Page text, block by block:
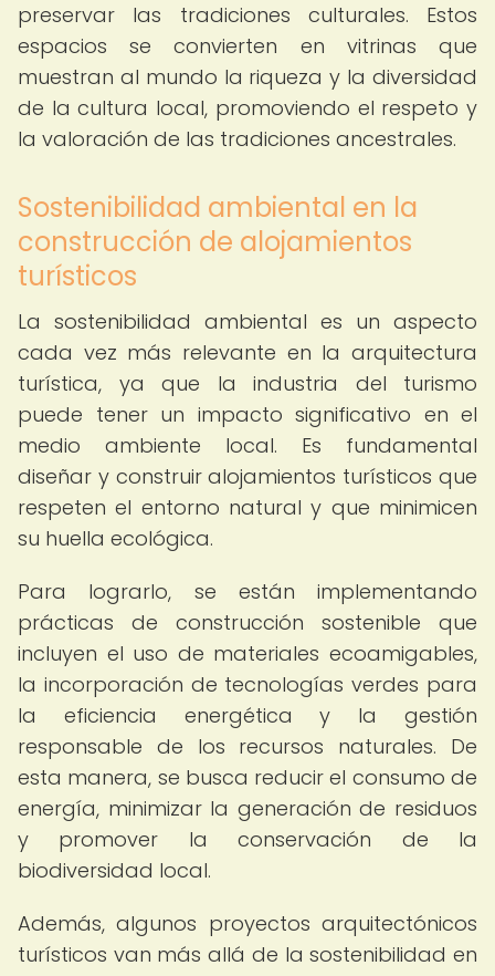
preservar las tradiciones culturales. Estos
espacios se convierten en vitrinas que
muestran al mundo la riqueza y la diversidad
de la cultura local, promoviendo el respeto y
la valoración de las tradiciones ancestrales.
Sostenibilidad ambiental en la
construcción de alojamientos
turísticos
La sostenibilidad ambiental es un aspecto
cada vez más relevante en la arquitectura
turística, ya que la industria del turismo
puede tener un impacto significativo en el
medio ambiente local. Es fundamental
diseñar y construir alojamientos turísticos que
respeten el entorno natural y que minimicen
su huella ecológica.
Para lograrlo, se están implementando
prácticas de construcción sostenible que
incluyen el uso de materiales ecoamigables,
la incorporación de tecnologías verdes para
la eficiencia energética y la gestión
responsable de los recursos naturales. De
esta manera, se busca reducir el consumo de
energía, minimizar la generación de residuos
y promover la conservación de la
biodiversidad local.
Además, algunos proyectos arquitectónicos
turísticos van más allá de la sostenibilidad en